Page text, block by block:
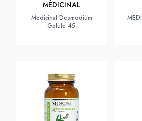
MÉDICINAL
Medicinal Desmodium
Gelule 45